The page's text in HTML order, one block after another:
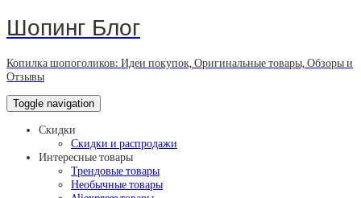
Шопинг Блог
Копилка шопоголиков: Идеи покупок, Оригинальные товары, Обзоры и
Отзывы
Toggle navigation
Скидки
Скидки и распродажи
Интересные товары
Трендовые товары
Необычные товары